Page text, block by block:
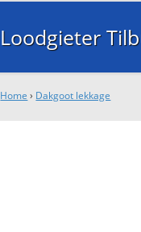
Loodgieter
Home › Dakgoot lekkage